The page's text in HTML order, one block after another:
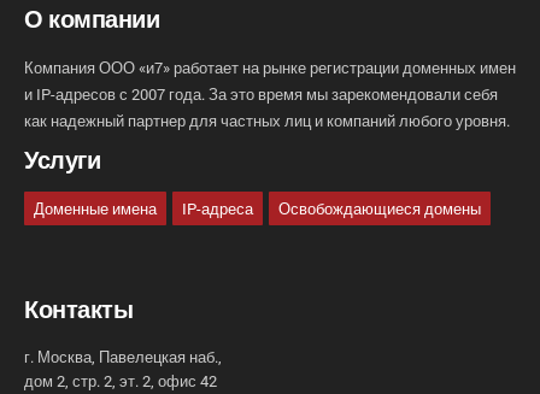
О компании
Компания ООО «и7» работает на рынке регистрации доменных имен
и IP-адресов с 2007 года. За это время мы зарекомендовали себя
как надежный партнер для частных лиц и компаний любого уровня.
Услуги
Доменные имена IP-адреса Освобождающиеся домены
Контакты
г. Москва, Павелецкая наб.,
дом 2, стр. 2, эт. 2, офис 42